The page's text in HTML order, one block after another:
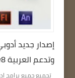
إصدار جديد
وتدعم العربية Adobe Master Collection 2022 v8
تجميع جميع برامج